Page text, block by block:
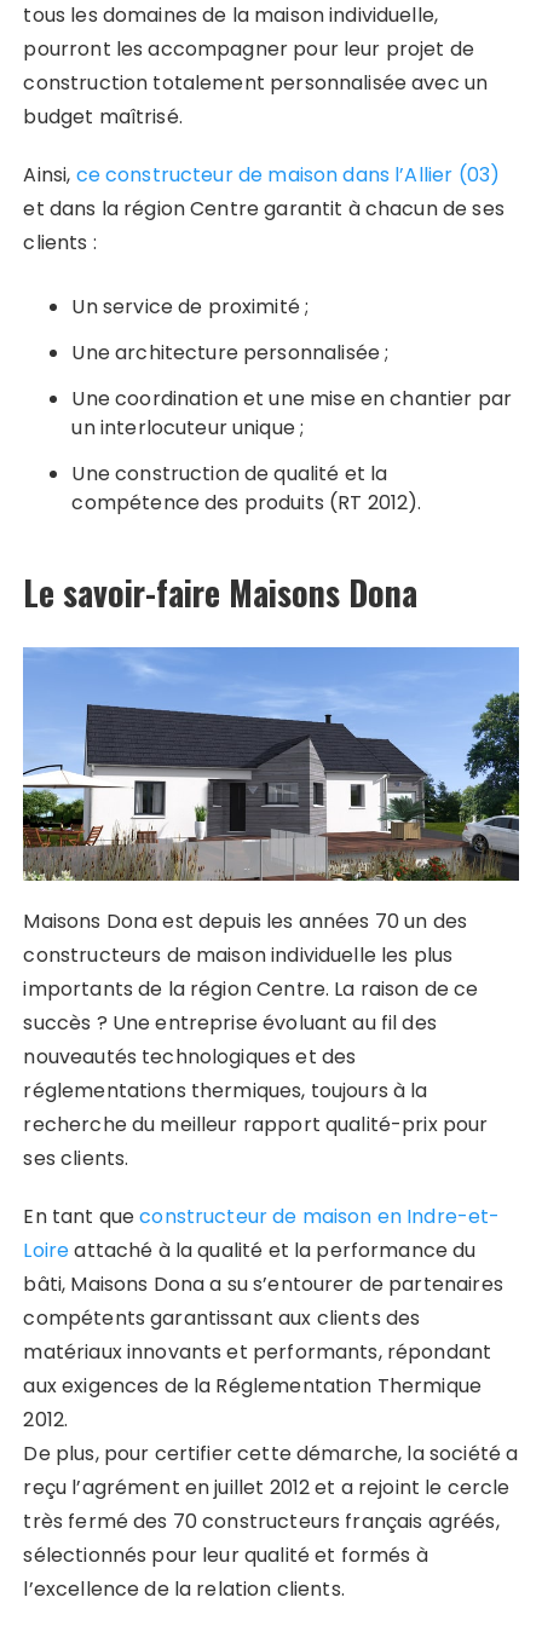
tous les domaines de la maison individuelle,
pourront les accompagner pour leur projet de
construction totalement personnalisée avec un
budget maîtrisé.
Ainsi, ce constructeur de maison dans l’Allier (03)
et dans la région Centre garantit à chacun de ses
clients :
Un service de proximité ;
Une architecture personnalisée ;
Une coordination et une mise en chantier par
un interlocuteur unique ;
Une construction de qualité et la
compétence des produits (RT 2012).
Le savoir-faire Maisons Dona
Maisons Dona est depuis les années 70 un des
constructeurs de maison individuelle les plus
importants de la région Centre. La raison de ce
succès ? Une entreprise évoluant au fil des
nouveautés technologiques et des
réglementations thermiques, toujours à la
recherche du meilleur rapport qualité-prix pour
ses clients.
En tant queconstructeur de maison en Indre-et-
Loireattaché à la qualité et la performance du
bâti, Maisons Dona a su s’entourer de partenaires
compétents garantissant aux clients des
matériaux innovants et performants, répondant
aux exigences de la Réglementation Thermique
2012.
De plus, pour certifier cette démarche, la société a
reçu l’agrément en juillet 2012 et a rejoint le cercle
très fermé des 70 constructeurs français agréés,
sélectionnés pour leur qualité et formés à
l’excellence de la relation clients.